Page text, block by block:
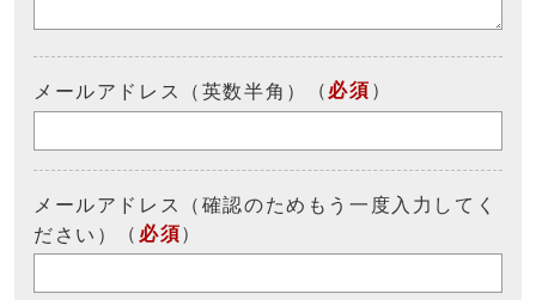
メールアドレス（英数半角） （ 必須 ）
メールアドレス（確認のためもう一度入力してく
ださい）
（ 必須）